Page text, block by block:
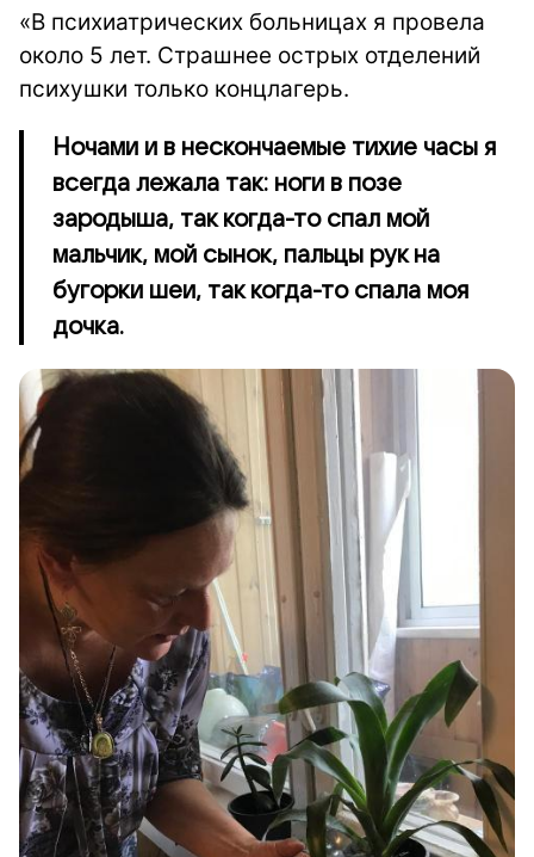
«В психиатрических больницах я провела
около 5 лет. Страшнее острых отделений
психушки только концлагерь.
Ночами и в нескончаемые тихие часы я
всегда лежала так: ноги в позе
зародыша, так когда-то спал мой
мальчик, мой сынок, пальцы рук на
бугорки шеи, так когда-то спала моя
дочка.